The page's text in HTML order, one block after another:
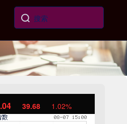
39.68 1.02%